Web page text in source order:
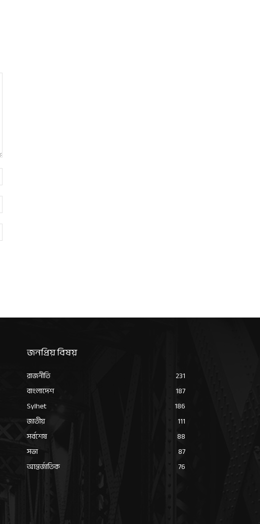
Name:*
Email:*
Website:
জনপ্রিয় বিষয়
রাজনীতি
231
বাংলাদেশ
187
Sylhet
186
জাতীয়
111
সর্বশেষ
88
সভা
87
আন্তর্জাতিক
76